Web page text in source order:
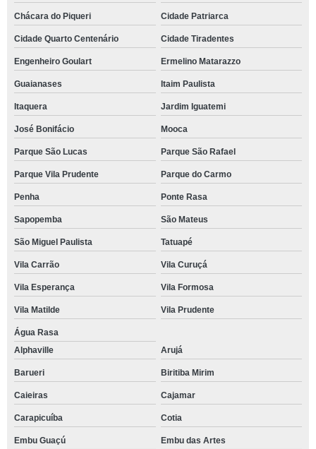
Chácara do Piqueri Cidade Patriarca
Cidade Quarto Centenário Cidade Tiradentes
Engenheiro Goulart Ermelino Matarazzo
Guaianases Itaim Paulista
Itaquera Jardim Iguatemi
José Bonifácio Mooca
Parque São Lucas Parque São Rafael
Parque Vila Prudente Parque do Carmo
Penha Ponte Rasa
Sapopemba São Mateus
São Miguel Paulista Tatuapé
Vila Carrão Vila Curuçá
Vila Esperança Vila Formosa
Vila Matilde Vila Prudente
Água Rasa
Alphaville
Arujá
Barueri Biritiba Mirim
Caieiras Cajamar
Carapicuíba Cotia
Embu Guaçú Embu das Artes